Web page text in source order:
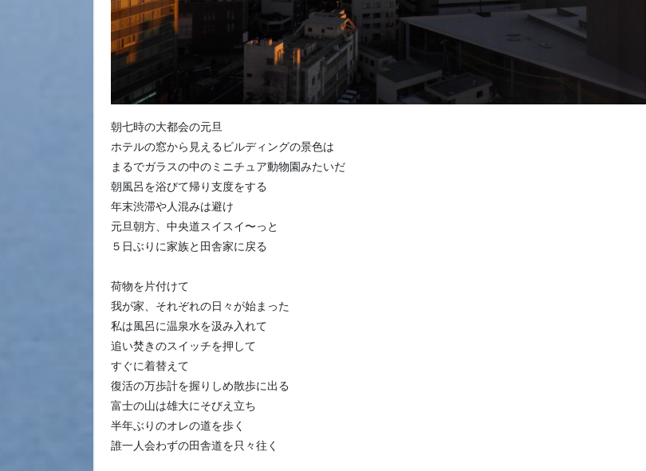
朝七時の大都会の元旦
ホテルの窓から見えるビルディングの景色は
まるでガラスの中のミニチュア動物園みたいだ
朝風呂を浴びて帰り支度をする
年末渋滞や人混みは避け
元旦朝方、中央道スイスイ〜っと
５日ぶりに家族と田舎家に戻る
荷物を片付けて
我が家、それぞれの日々が始まった
私は風呂に温泉水を汲み入れて
追い焚きのスイッチを押して
すぐに着替えて
復活の万歩計を握りしめ散歩に出る
富士の山は雄大にそびえ立ち
半年ぶりのオレの道を歩く
誰一人会わずの田舎道を只々往く